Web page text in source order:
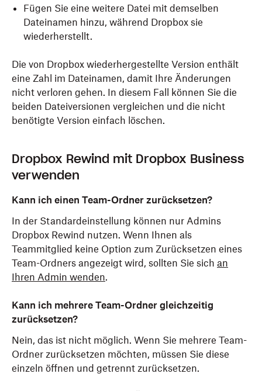
Fügen Sie eine weitere Datei mit demselben
Dateinamen hinzu, während Dropbox sie
wiederherstellt.
Die von Dropbox wiederhergestellte Version enthält
eine Zahl im Dateinamen, damit Ihre Änderungen
nicht verloren gehen. In diesem Fall können Sie die
beiden Dateiversionen vergleichen und die nicht
benötigte Version einfach löschen.
Dropbox Rewind mit Dropbox Business
verwenden
Kann ich einen Team-Ordner zurücksetzen?
In der Standardeinstellung können nur Admins
Dropbox Rewind nutzen. Wenn Ihnen als
Teammitglied keine Option zum Zurücksetzen eines
Team-Ordners angezeigt wird, sollten Sie sich an
Ihren Admin wenden.
Kann ich mehrere Team-Ordner gleichzeitig
zurücksetzen?
Nein, das ist nicht möglich. Wenn Sie mehrere Team-
Ordner zurücksetzen möchten, müssen Sie diese
einzeln öffnen und getrennt zurücksetzen.